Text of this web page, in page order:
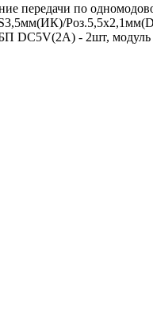
передачи по
- 2шт, модуль